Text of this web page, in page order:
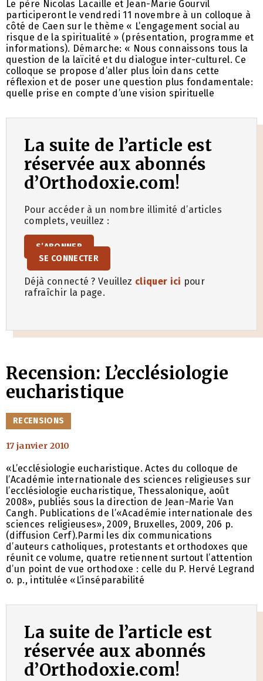
Le père Nicolas Lacaille et Jean-Marie Gourvil
participeront le vendredi 11 novembre à un colloque à
côté de Caen sur le thème « L’engagement social au
risque de la spiritualité » (présentation, programme et
informations). Démarche: « Nous connaissons tous la
question de la laïcité et du dialogue inter-culturel. Ce
colloque se propose d’aller plus loin dans cette
réflexion et de poser une question plus fondamentale:
quelle prise en compte d’une vision spirituelle
La suite de l’article est
réservée aux abonnés
d’Orthodoxie.com!
Pour accéder à un nombre illimité d’articles
complets, veuillez :
S’ABONNER
SE CONNECTER
Déjà connecté ? Veuillez cliquer ici pour
rafraîchir la page.
Recension: L’ecclésiologie
eucharistique
CATÉGORIES
RECENSIONS
17 janvier 2010
«L’ecclésiologie eucharistique. Actes du colloque de
l’Académie internationale des sciences religieuses sur
l’ecclésiologie eucharistique, Thessalonique, août
2008», publiés sous la direction de Jean-Marie Van
Cangh. Publications de l’«Académie internationale des
sciences religieuses», 2009, Bruxelles, 2009, 206 p.
(diffusion Cerf).Parmi les dix communications
d’auteurs catholiques, protestants et orthodoxes que
réunit ce volume, quatre retiennent surtout l’attention
d’un point de vue orthodoxe : celle du P. Hervé Legrand
o. p., intitulée «L’inséparabilité
La suite de l’article est
réservée aux abonnés
d’Orthodoxie.com!